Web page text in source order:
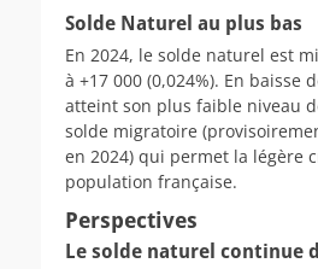
Solde Naturel au plus bas
En 2024, le solde naturel est
à +17 000 (0,024%). En baisse
atteint son plus faible niveau
solde migratoire
en 2024) qui permet la légère
population française.
Perspectives
Le solde naturel continue